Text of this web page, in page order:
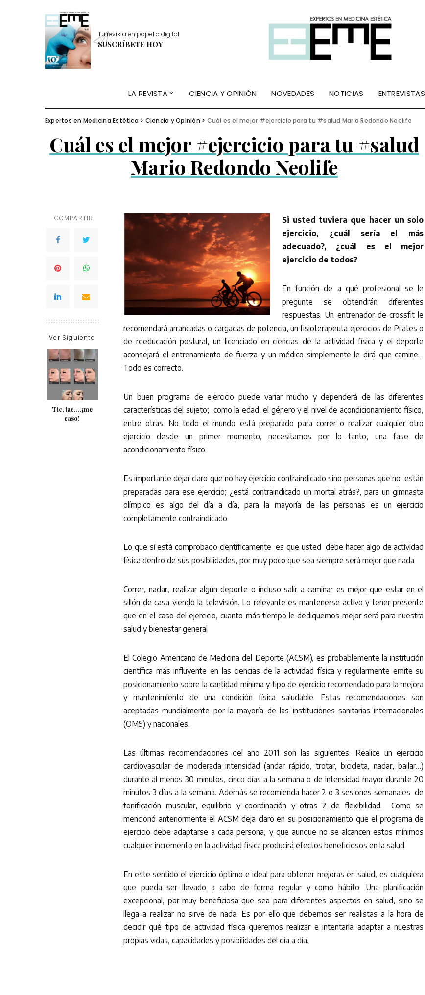
Tu revista en papel o digital
SUSCRÍBETE HOY
LA REVISTA CIENCIA Y OPINIÓN NOVEDADES NOTICIAS ENTREVISTAS
Expertos en Medicina Estética > Ciencia y Opinión > Cuál es el mejor #ejercicio para tu #salud Mario Redondo Neolife
Cuál es el mejor #ejercicio para tu #salud
Mario Redondo Neolife
COMPARTIR
Ver Siguiente
Tic, tac,…¡me
caso!
Si usted tuviera que hacer un solo
ejercicio, ¿cuál sería el más
adecuado?, ¿cuál es el mejor
ejercicio de todos?
En función de a qué profesional se le
pregunte se obtendrán diferentes
respuestas. Un entrenador de crossfit le
recomendará arrancadas o cargadas de potencia, un fisioterapeuta ejercicios de Pilates o
de reeducación postural, un licenciado en ciencias de la actividad física y el deporte
aconsejará el entrenamiento de fuerza y un médico simplemente le dirá que camine…
Todo es correcto.
Un buen programa de ejercicio puede variar mucho y dependerá de las diferentes
características del sujeto; como la edad, el género y el nivel de acondicionamiento físico,
entre otras. No todo el mundo está preparado para correr o realizar cualquier otro
ejercicio desde un primer momento, necesitamos por lo tanto, una fase de
acondicionamiento físico.
Es importante dejar claro que no hay ejercicio contraindicado sino personas que no están
preparadas para ese ejercicio; ¿está contraindicado un mortal atrás?, para un gimnasta
olímpico es algo del día a día, para la mayoría de las personas es un ejercicio
completamente contraindicado.
Lo que sí está comprobado científicamente es que usted debe hacer algo de actividad
física dentro de sus posibilidades, por muy poco que sea siempre será mejor que nada.
Correr, nadar, realizar algún deporte o incluso salir a caminar es mejor que estar en el
sillón de casa viendo la televisión. Lo relevante es mantenerse activo y tener presente
que en el caso del ejercicio, cuanto más tiempo le dediquemos mejor será para nuestra
salud y bienestar general
El Colegio Americano de Medicina del Deporte (ACSM), es probablemente la institución
científica más influyente en las ciencias de la actividad física y regularmente emite su
posicionamiento sobre la cantidad mínima y tipo de ejercicio recomendado para la mejora
y mantenimiento de una condición física saludable. Estas recomendaciones son
aceptadas mundialmente por la mayoría de las instituciones sanitarias internacionales
(OMS) y nacionales.
Las últimas recomendaciones del año 2011 son las siguientes. Realice un ejercicio
cardiovascular de moderada intensidad (andar rápido, trotar, bicicleta, nadar, bailar…)
durante al menos 30 minutos, cinco días a la semana o de intensidad mayor durante 20
minutos 3 días a la semana. Además se recomienda hacer 2 o 3 sesiones semanales de
tonificación muscular, equilibrio y coordinación y otras 2 de flexibilidad. Como se
mencionó anteriormente el ACSM deja claro en su posicionamiento que el programa de
ejercicio debe adaptarse a cada persona, y que aunque no se alcancen estos mínimos
cualquier incremento en la actividad física producirá efectos beneficiosos en la salud.
En este sentido el ejercicio óptimo e ideal para obtener mejoras en salud, es cualquiera
que pueda ser llevado a cabo de forma regular y como hábito. Una planificación
excepcional, por muy beneficiosa que sea para diferentes aspectos en salud, sino se
llega a realizar no sirve de nada. Es por ello que debemos ser realistas a la hora de
decidir qué tipo de actividad física queremos realizar e intentarla adaptar a nuestras
propias vidas, capacidades y posibilidades del día a día.